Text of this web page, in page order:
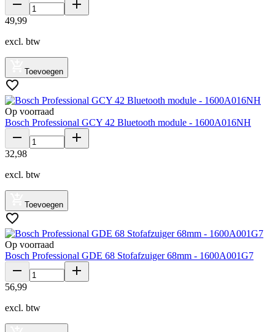
49,99
excl. btw
Toevoegen
Op voorraad
Bosch Professional GCY 42 Bluetooth module - 1600A016NH
32,98
excl. btw
Toevoegen
Op voorraad
Bosch Professional GDE 68 Stofafzuiger 68mm - 1600A001G7
56,99
excl. btw